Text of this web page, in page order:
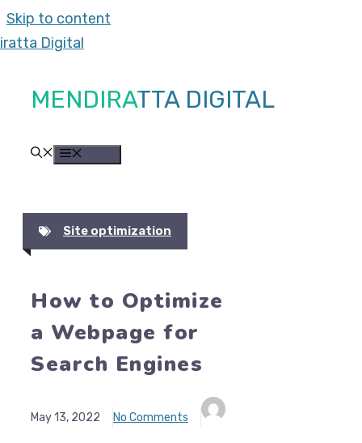
Skip to content
MENDIRATTA DIGITAL
Site optimization
How to Optimize
a Webpage for
Search Engines
May 13, 2022 No Comments